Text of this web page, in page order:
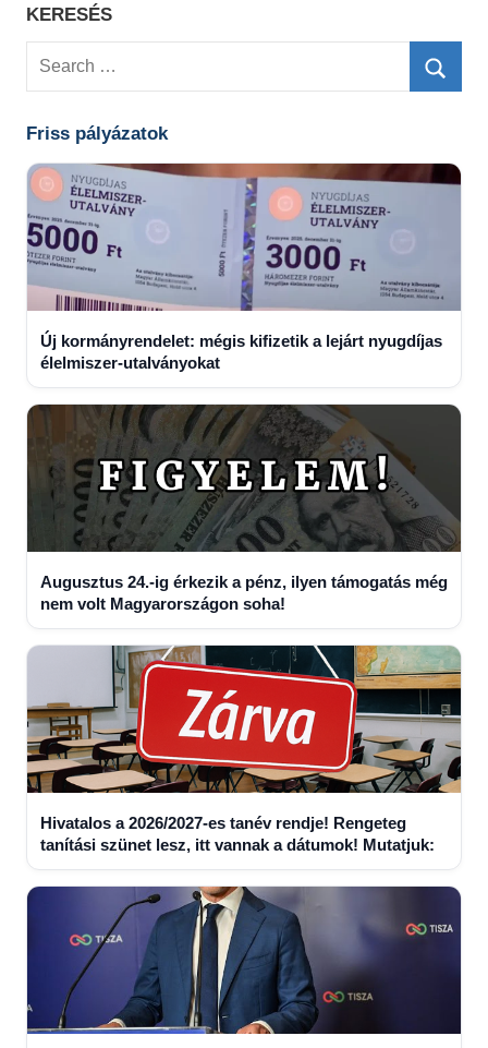
KERESÉS
Search
Friss pályázatok
Új kormányrendelet: mégis kifizetik a lejárt nyugdíjas
élelmiszer-utalványokat
Augusztus 24.-ig érkezik a pénz, ilyen támogatás még
nem volt Magyarországon soha!
Hivatalos a 2026/2027-es tanév rendje! Rengeteg
tanítási szünet lesz, itt vannak a dátumok! Mutatjuk: